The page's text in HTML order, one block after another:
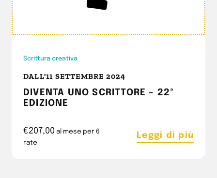
Scrittura creativa
DALL'11 SETTEMBRE 2024
DIVENTA UNO SCRITTORE – 22ª
EDIZIONE
€207,00 al mese per 6
rate
Leggi di più